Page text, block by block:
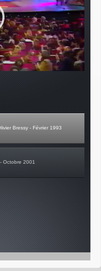
Bressy - Février 1993
Octobre 2001